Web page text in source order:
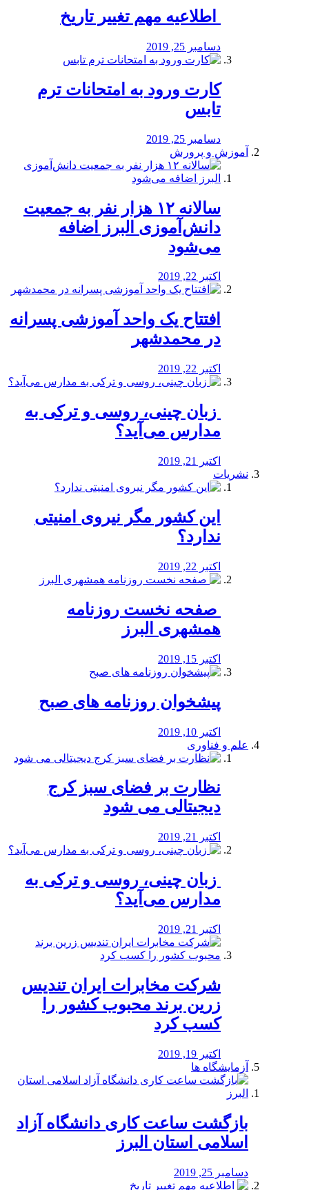
️ اطلاعیه مهم تغییر تاریخ
دسامبر 25, 2019
کارت ورود به امتحانات ترم
تابس
دسامبر 25, 2019
آموزش و پرورش
️سالانه ۱۲ هزار نفر به جمعیت
دانش‌آموزی البرز اضافه
می‌شود
اکتبر 22, 2019
افتتاح یک واحد آموزشی پسرانه
در محمدشهر
اکتبر 22, 2019
️ زبان چینی، روسی و ترکی به
مدارس می‌آید؟
اکتبر 21, 2019
نشریات
این کشور مگر نیروی امنیتی
ندارد؟
اکتبر 22, 2019
️ صفحه نخست روزنامه‌
همشهری البرز
اکتبر 15, 2019
پیشخوان روزنامه های صبح
اکتبر 10, 2019
علم و فناوری
نظارت بر فضای سبز کرج
دیجیتالی می شود
اکتبر 21, 2019
️ زبان چینی، روسی و ترکی به
مدارس می‌آید؟
اکتبر 21, 2019
شرکت مخابرات ایران تندیس
زرین برند محبوب کشور را
کسب کرد
اکتبر 19, 2019
آزمایشگاه ها
بازگشت ساعت کاری دانشگاه آزاد
اسلامی استان البرز
دسامبر 25, 2019